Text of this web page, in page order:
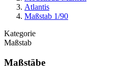
Atlantis
Maßstab 1/90
Kategorie
Maßstab
Maßstäbe